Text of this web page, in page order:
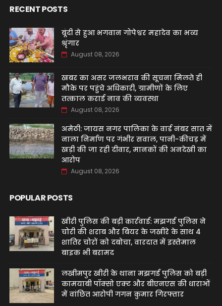
RECENT POSTS
बूंदी से हुआ भगवान गोपेश्वर महादेव का भव्य
श्रृंगार
August 08, 2026
खबर का असर जलभराव की सूचना मिलते ही
मौके पर पहुंचे अधिकारी, ग्रामीणों के लिए
तत्काल कराई नाव की व्यवस्था
August 08, 2026
अमेठी: जायस नगर पालिका के वार्ड नंबर सात में
नाला निर्माण पर गंभीर सवाल, पानी-कीचड़ में
खड़ी की जा रही दीवार, मानकों की अनदेखी का
आरोप
August 08, 2026
POPULAR POSTS
खीरी पुलिस की बड़ी कार्रवाई: मझगई पुलिस ने
चोरी की शराब और बियर के जखीरे के साथ 4
शातिर चोरों को दबोचा, वारदात में इस्तेमाल
बाइक भी बरामद
लखीमपुर खीरी के थाना मझगई पुलिस को बड़ी
कामयाबी पॉक्सो एक्ट और बीएनएस की धाराओं
में वांछित आरोपी गगन कुमार गिरफ्तार